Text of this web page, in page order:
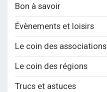
Bon à savoir
Évènements et loisirs
Le coin des associations
Le coin des régions
Trucs et astuces